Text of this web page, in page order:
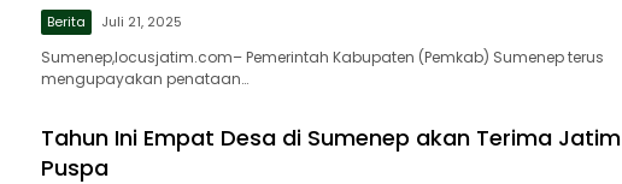
Berita Juli 21, 2025
Sumenep,locusjatim.com– Pemerintah Kabupaten (Pemkab) Sumenep terus
mengupayakan penataan…
Tahun Ini Empat Desa di Sumenep akan Terima Jatim
Puspa